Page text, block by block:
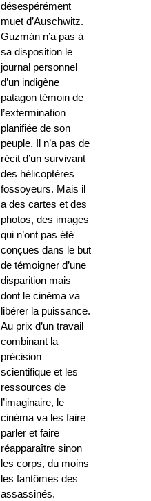
désespérément
muet d’Auschwitz.
Guzmán n’a pas à
sa disposition le
journal personnel
d’un indigène
patagon témoin de
l’extermination
planifiée de son
peuple. Il n’a pas de
récit d’un survivant
des hélicoptères
fossoyeurs. Mais il
a des cartes et des
photos, des images
qui n’ont pas été
conçues dans le but
de témoigner d’une
disparition mais
dont le cinéma va
libérer la puissance.
Au prix d’un travail
combinant la
précision
scientifique et les
ressources de
l’imaginaire, le
cinéma va les faire
parler et faire
réapparaître sinon
les corps, du moins
les fantômes des
assassinés.